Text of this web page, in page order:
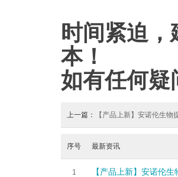
时间紧迫
本！
如有任何
上一篇： 【产品上新】安诺伦生
序号 最新资讯
1 【产品上新】安诺伦